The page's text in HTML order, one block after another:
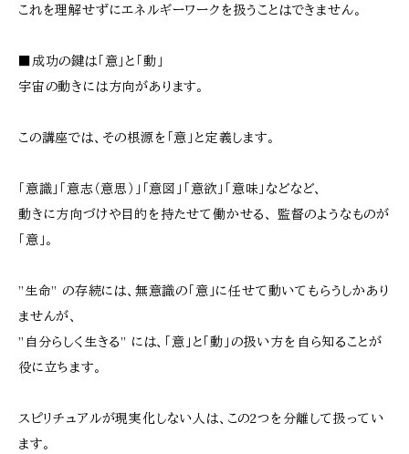
これを理解せずにエネルギーワークを扱うことはできません。
■成功の鍵は「意」と「動」
宇宙の動きには方向があります。
この講座では、その根源を「意」と定義します。
「意識」「意志（意思）」「意図」「意欲」「意味」などなど、
動きに方向づけや目的を持たせて働かせる、 監督のようなものが
「意」。
”生命” の存続には、無意識の「意」に任せて動いてもらうしかあり
ませんが、
”自分らしく生きる” には、「意」と「動」の扱い方を自ら知ることが
役に立ちます。
スピリチュアルが現実化しない人は、この2つを分離して扱ってい
ます。